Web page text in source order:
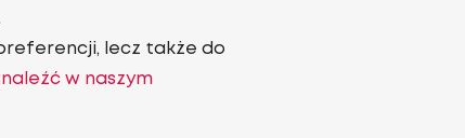
lecz także do
w naszym